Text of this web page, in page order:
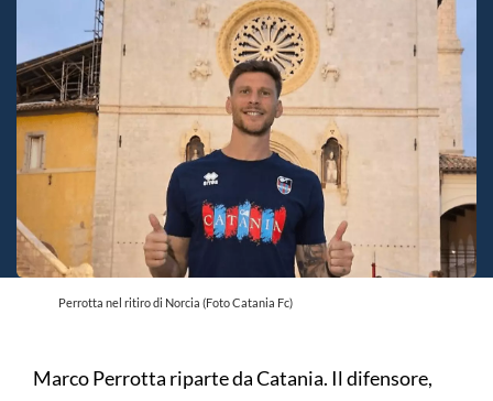
Perrotta nel ritiro di Norcia (Foto Catania Fc)
Marco Perrotta riparte da Catania. Il difensore,